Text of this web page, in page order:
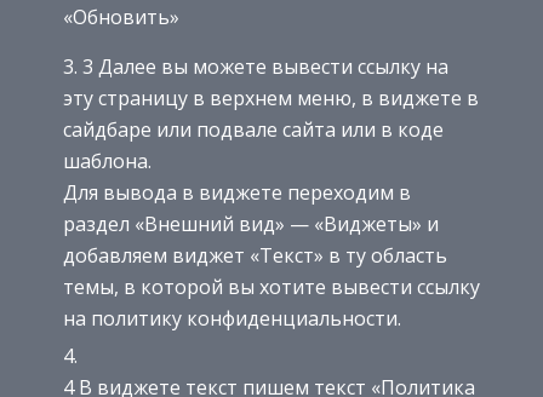
«Обновить»
3 Далее вы можете вывести ссылку на
эту страницу в верхнем меню, в виджете в
сайдбаре или подвале сайта или в коде
шаблона.
Для вывода в виджете переходим в
раздел «Внешний вид» — «Виджеты» и
добавляем виджет «Текст» в ту область
темы, в которой вы хотите вывести ссылку
на политику конфиденциальности.
4 В виджете текст пишем текст «Политика